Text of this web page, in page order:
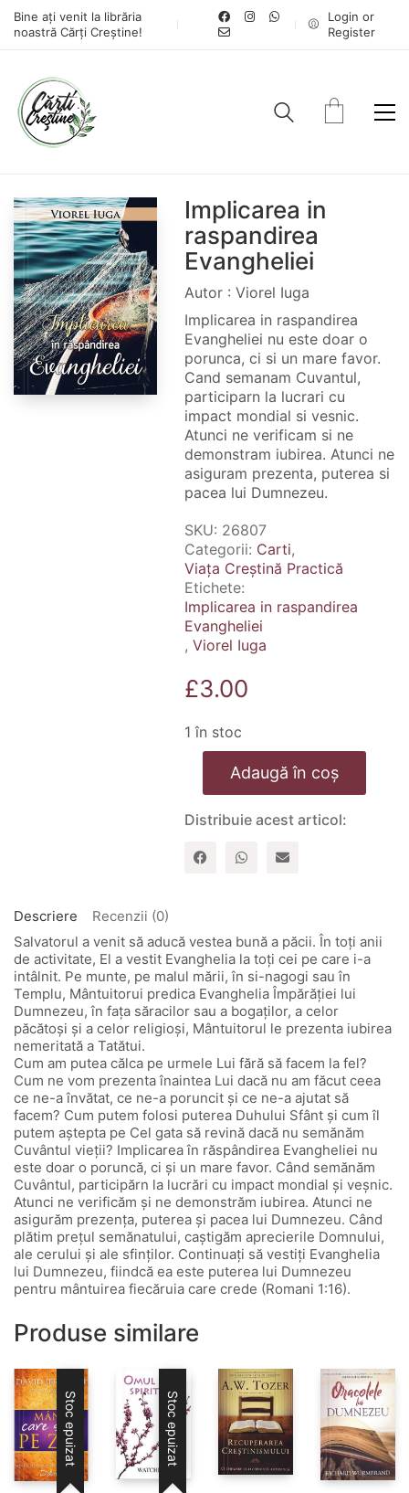
Bine ați venit la librăria
noastră Cărți Creștine!
Login or
Register
Implicarea in
raspandirea
Evangheliei
Autor : Viorel Iuga
Implicarea in raspandirea
Evangheliei nu este doar o
porunca, ci si un mare favor.
Cand semanam Cuvantul,
participarn la lucrari cu
impact mondial si vesnic.
Atunci ne verificam si ne
demonstram iubirea. Atunci ne
asiguram prezenta, puterea si
pacea lui Dumnezeu.
SKU: 26807
Categorii: Carti,
Viața Creștină Practică
Etichete:
Implicarea in raspandirea
Evangheliei
, Viorel Iuga
£3.00
1 în stoc
Cantitate
Implicarea
raspandirea
Evangheliei
Adaugă în coș
Distribuie acest articol:
Descriere
Recenzii (0)
Salvatorul a venit să aducă vestea bună a păcii. În toți anii
de activitate, El a vestit Evanghelia la toţi cei pe care i-a
intâlnit. Pe munte, pe malul mării, în si-nagogi sau în
Templu, Mântuitorui predica Evanghelia Împărăţiei lui
Dumnezeu, în faţa săracilor sau a bogaților, a celor
păcătoşi şi a celor religioşi, Mântuitorul le prezenta iubirea
nemeritată a Tatătui.
Cum am putea călca pe urmele Lui fără să facem la fel?
Cum ne vom prezenta înaintea Lui dacă nu am făcut ceea
ce ne-a învătat, ce ne-a poruncit şi ce ne-a ajutat să
facem? Cum putem folosi puterea Duhului Sfânt şi cum îl
putem aştepta pe Cel gata să revină dacă nu semănăm
Cuvântul vieţii? Implicarea în răspândirea Evangheliei nu
este doar o poruncă, ci şi un mare favor. Când semănăm
Cuvântul, participărn la lucrări cu impact mondial şi veşnic.
Atunci ne verificăm şi ne demonstrăm iubirea. Atunci ne
asigurăm prezența, puterea şi pacea lui Dumnezeu. Când
plătim preţul semănatului, caştigăm aprecierile Domnului,
ale cerului şi ale sfinţilor. Continuaţi să vestiți Evanghelia
lui Dumnezeu, fiindcă ea este puterea lui Dumnezeu
pentru mântuirea fiecăruia care crede (Romani 1:16).
Produse similare
Stoc epuizat Stoc epuizat